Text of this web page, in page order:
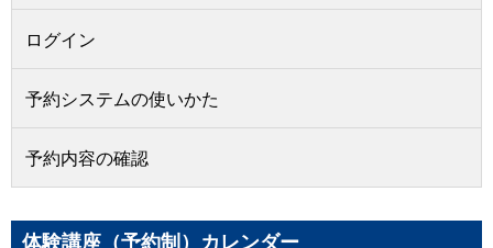
ログイン
予約システムの使いかた
予約内容の確認
体験講座（予約制）カレンダー